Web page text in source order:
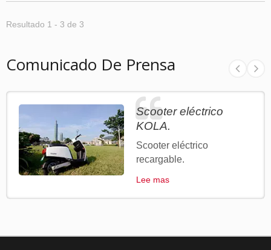
Resultado 1 - 3 de 3
Comunicado De Prensa
Scooter eléctrico
KOLA.
Scooter eléctrico
recargable.
Lee mas